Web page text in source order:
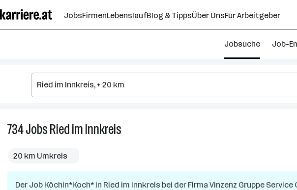
Seiteninhalt
springen
JobsFirmenLebenslaufBlog & TippsÜber UnsFür Arbeitgeber
Jobsuche Job-
734JobsRied im Innkreis
im
Innkreis
20 km Umkreis
Der Job Köchin*Koch* in Ried im Innkreis bei der Firma Vinzenz Gruppe